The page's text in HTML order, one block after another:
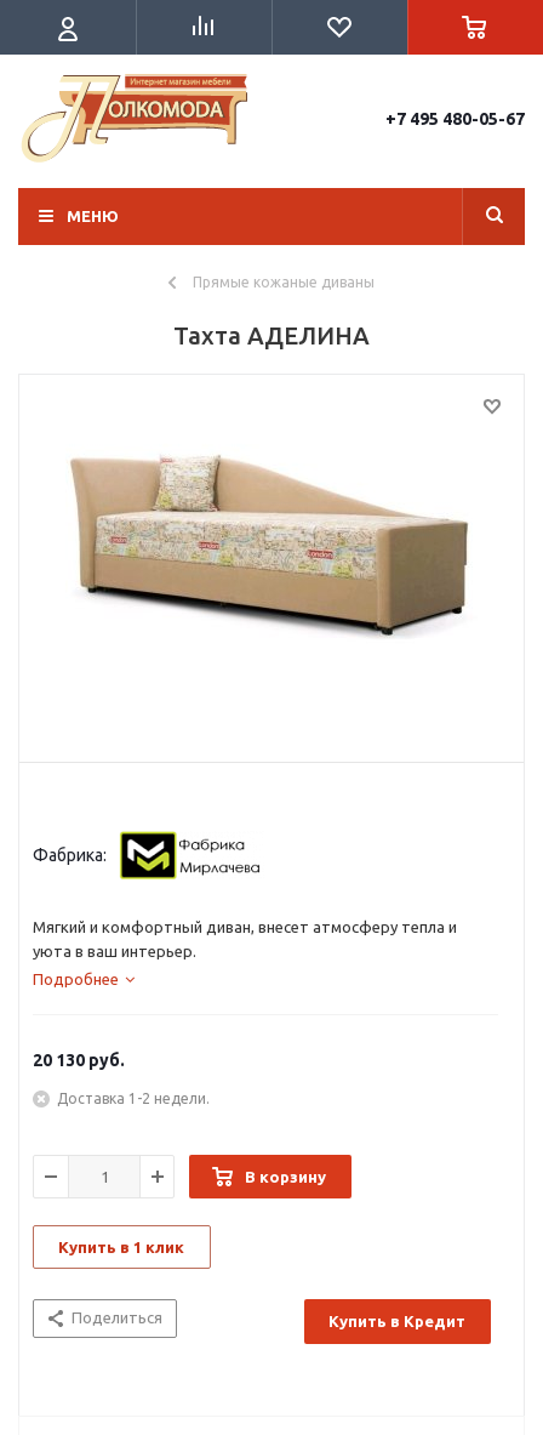
+7 495 480-05-67
МЕНЮ
Прямые кожаные диваны
Тахта АДЕЛИНА
Фабрика:
Мягкий и комфортный диван, внесет атмосферу тепла и
уюта в ваш интерьер.
Подробнее
20 130 руб.
Доставка 1-2 недели.
В корзину
Купить в 1 клик
Поделиться Купить в Кредит